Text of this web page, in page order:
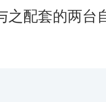
之配套的两台